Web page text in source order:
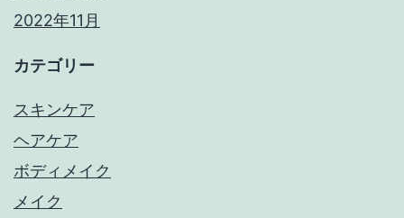
2022年11月
カテゴリー
スキンケア
ヘアケア
ボディメイク
メイク